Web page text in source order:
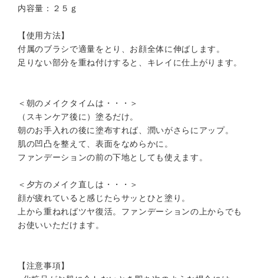
内容量：２５ｇ
【使用方法】
付属のブラシで適量をとり、お顔全体に伸ばします。
足りない部分を重ね付けすると、キレイに仕上がります。
＜朝のメイクタイムは・・・＞
（スキンケア後に）塗るだけ。
朝のお手入れの後に塗布すれば、潤いがさらにアップ。
肌の凹凸を整えて、表面をなめらかに。
ファンデーションの前の下地としても使えます。
＜夕方のメイク直しは・・・＞
顔が疲れていると感じたらサッとひと塗り。
上から重ねればツヤ復活。ファンデーションの上からでも
お使いいただけます。
【注意事項】